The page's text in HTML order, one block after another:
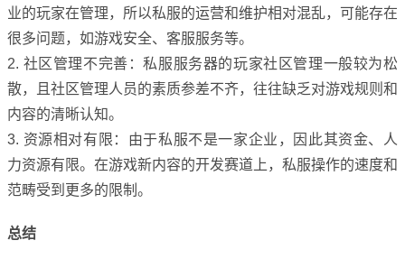
业的玩家在管理，所以私服的运营和维护相对混乱，可能存在
很多问题，如游戏安全、客服服务等。
2. 社区管理不完善：私服服务器的玩家社区管理一般较为松
散，且社区管理人员的素质参差不齐，往往缺乏对游戏规则和
内容的清晰认知。
3. 资源相对有限：由于私服不是一家企业，因此其资金、人
力资源有限。在游戏新内容的开发赛道上，私服操作的速度和
范畴受到更多的限制。
总结